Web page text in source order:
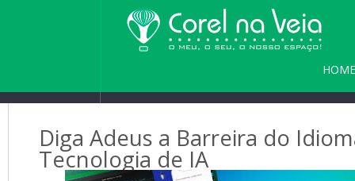
HOME
Diga Adeus a Barreira do
Tecnologia de IA